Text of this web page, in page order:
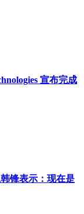
宣布完成
锋表示：现在是